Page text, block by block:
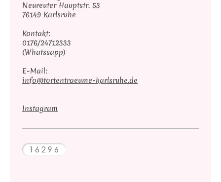
Neureuter Hauptstr. 53
76149 Karlsruhe
Kontakt:
0176/24712333
(Whatssapp)
E-Mail:
info@tortentraeume-karlsruhe.de
Instagram